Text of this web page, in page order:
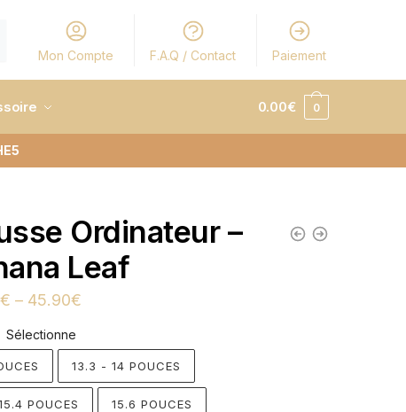
Mon Compte F.A.Q / Contact Paiement
0.00€ 0
Ordinateur –
Leaf
€ – 45.90€
Sélectionne
13.3 - 14 POUCES
POUCES 15.6 POUCES